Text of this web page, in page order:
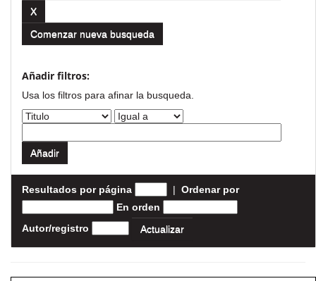
Comenzar nueva busqueda
Añadir filtros:
Usa los filtros para afinar la busqueda.
Resultados por página | Ordenar por
En orden
Autor/registro